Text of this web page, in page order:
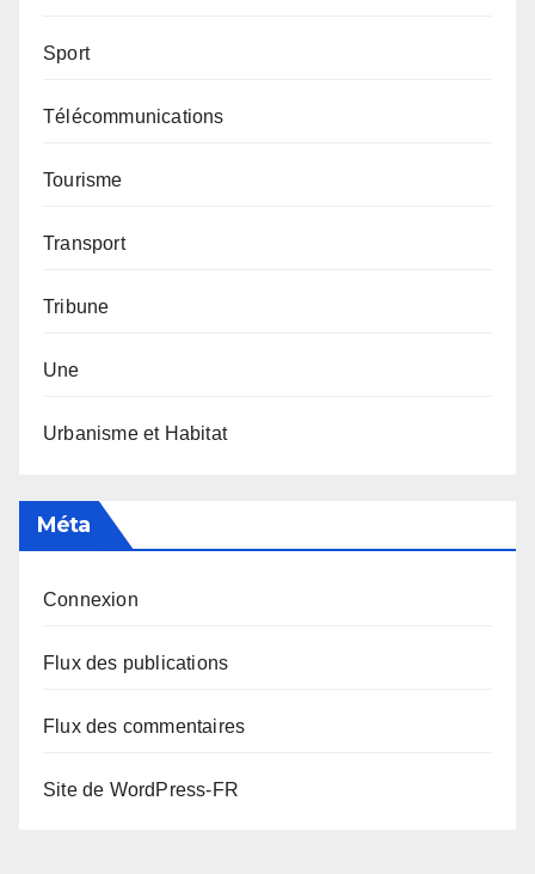
Sport
Télécommunications
Tourisme
Transport
Tribune
Une
Urbanisme et Habitat
Méta
Connexion
Flux des publications
Flux des commentaires
Site de WordPress-FR